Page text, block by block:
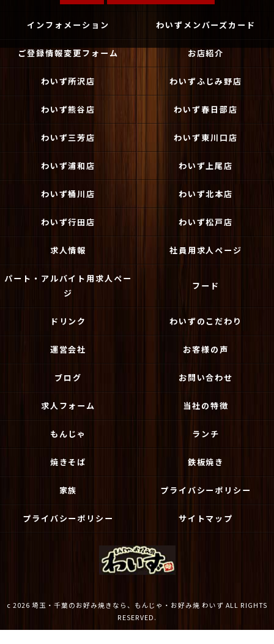
インフォメーション わいずメンバーズカード
ご登録情報変更フォーム お店紹介
わいず所沢店 わいずふじみ野店
わいず熊谷店 わいず春日部店
わいず三芳店 わいず東川口店
わいず浦和店 わいず上尾店
わいず桶川店 わいず北本店
わいず行田店 わいず松戸店
求人情報 社員用求人ページ
パート・アルバイト用求人ペー
ジ
フード
ドリンク わいずのこだわり
運営会社 お客様の声
ブログ お問い合わせ
求人フォーム 当社の特徴
もんじゃ ランチ
焼きそば 鉄板焼き
家族 プライバシーポリシー
プライバシーポリシー サイトマップ
c 2026 埼玉・千葉のお好み焼きなら、もんじゃ・お好み焼 わいず ALL RIGHTS
RESERVED.